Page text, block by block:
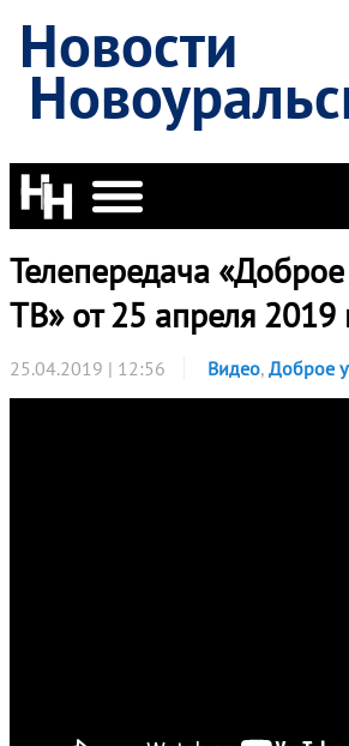
Новости
Телепередача
ТВ» от 25 апреля 2019
25.04.2019 | 12:56 Видео, Доброе